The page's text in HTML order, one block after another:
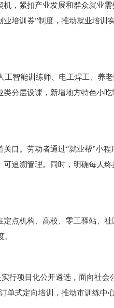
，紧扣产业发展和群众就业
培训券”制度，推动就业培训
智能训练师、电工焊工、养
分层设课，新增地方特色小吃
口。劳动者通过“就业帮”小
追溯管理。同时，明确每人
点机构、高校、零工驿站、
行项目化公开遴选，面向社会
单式定向培训，推动市训练中